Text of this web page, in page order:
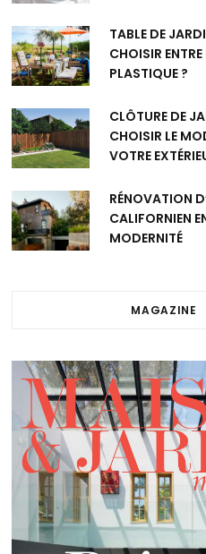
TABLE DE
CHOISIR
PLASTIQUE ?
CLÔTURE DE
CHOISIR LE
VOTRE
RÉNOVATION
CALIFORNIEN
MODERNITÉ
MAGAZINE